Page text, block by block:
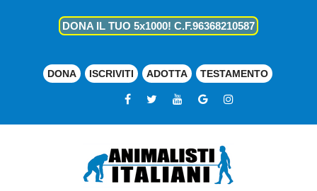
DONA IL TUO 5x1000! C.F.96368210587
DONA ISCRIVITI ADOTTA TESTAMENTO